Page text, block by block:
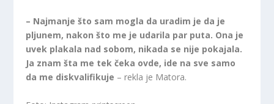
– Najmanje što sam mogla da uradim je da je
pljunem, nakon što me je udarila par puta. Ona je
uvek plakala nad sobom, nikada se nije pokajala.
Ja znam šta me tek čeka ovde, ide na sve samo
da me diskvalifikuje – rekla je Matora.